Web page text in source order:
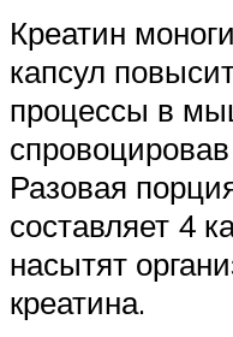
Креатин
капсул
процессы в
Разовая
составляет 4
насытят
креатина.